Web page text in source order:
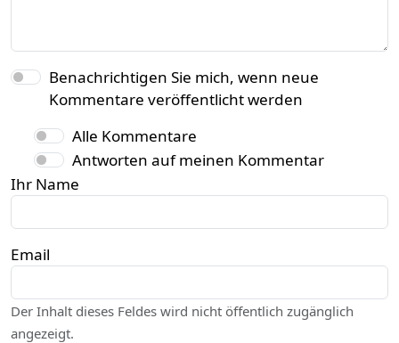
Benachrichtigen Sie mich, wenn neue
Kommentare veröffentlicht werden
Alle Kommentare
Antworten auf meinen Kommentar
Ihr Name
Email
Der Inhalt dieses Feldes wird nicht öffentlich zugänglich
angezeigt.